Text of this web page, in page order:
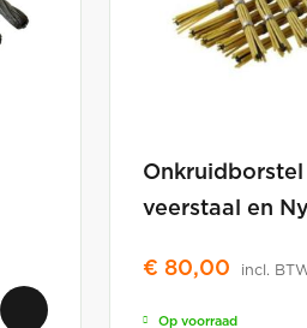
veerstaal en
€ 80,00 incl.
Op voorraad